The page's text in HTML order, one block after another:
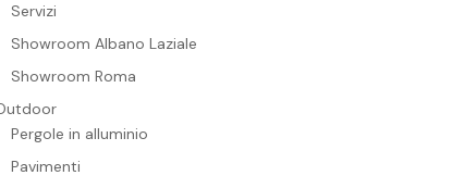
Servizi
Showroom Albano Laziale
Showroom Roma
Pergole in alluminio
Pavimenti